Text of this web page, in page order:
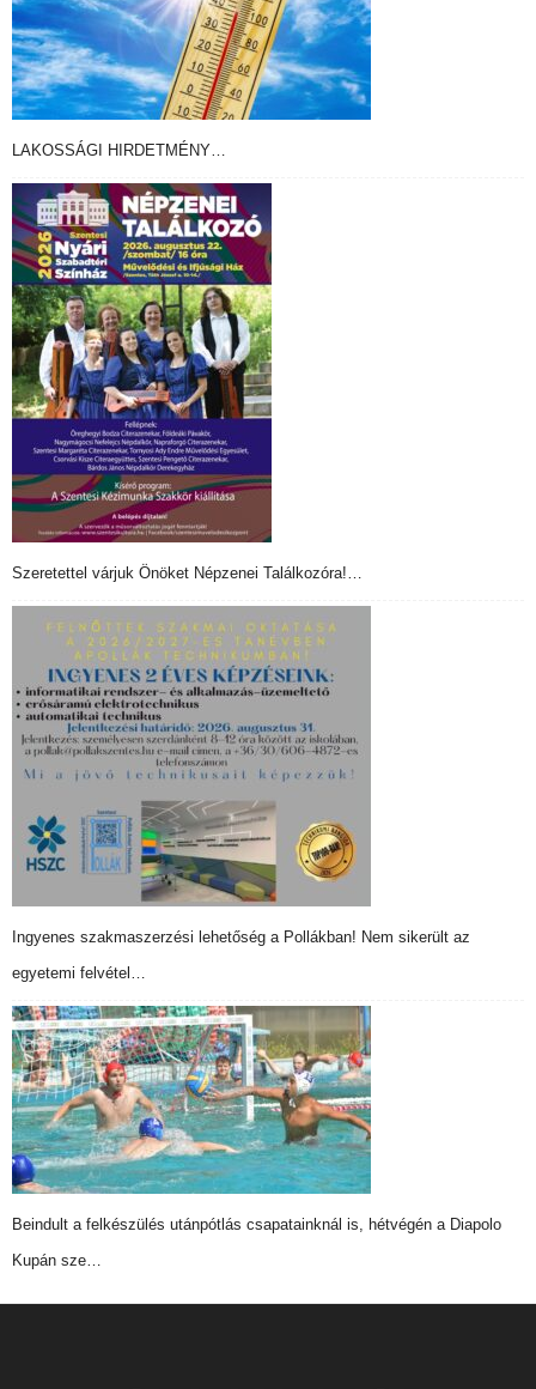
LAKOSSÁGI HIRDETMÉNY…
Szeretettel várjuk Önöket Népzenei Találkozóra!…
Ingyenes szakmaszerzési lehetőség a Pollákban! Nem sikerült az
egyetemi felvétel…
Beindult a felkészülés utánpótlás csapatainknál is, hétvégén a Diapolo
Kupán sze…